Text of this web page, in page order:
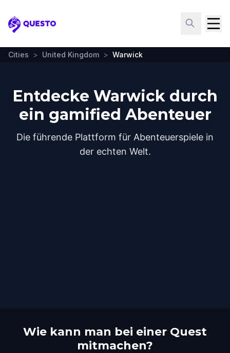
Questo
Cities > United Kingdom > Warwick
Entdecke Warwick durch
ein gamified Abenteuer
Die führende Plattform für Abenteuerspiele in
der echten Welt.
Wie kann man bei einer Quest
mitmachen?